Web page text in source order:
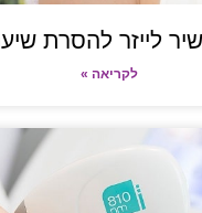
לייזר להסרת
לקריאה »